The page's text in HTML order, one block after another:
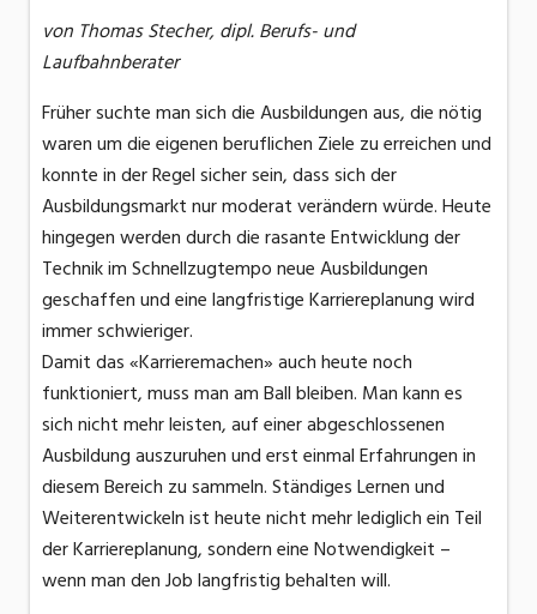
von Thomas Stecher, dipl. Berufs- und
Laufbahnberater
Früher suchte man sich die Ausbildungen aus, die nötig
waren um die eigenen beruflichen Ziele zu erreichen und
konnte in der Regel sicher sein, dass sich der
Ausbildungsmarkt nur moderat verändern würde. Heute
hingegen werden durch die rasante Entwicklung der
Technik im Schnellzugtempo neue Ausbildungen
geschaffen und eine langfristige Karriereplanung wird
immer schwieriger.
Damit das «Karrieremachen» auch heute noch
funktioniert, muss man am Ball bleiben. Man kann es
sich nicht mehr leisten, auf einer abgeschlossenen
Ausbildung auszuruhen und erst einmal Erfahrungen in
diesem Bereich zu sammeln. Ständiges Lernen und
Weiterentwickeln ist heute nicht mehr lediglich ein Teil
der Karriereplanung, sondern eine Notwendigkeit –
wenn man den Job langfristig behalten will.